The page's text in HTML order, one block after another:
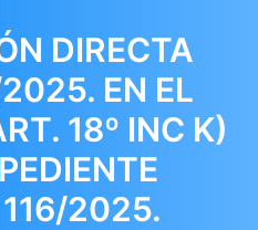
DIRECTA
EN EL
18º INC K)
116/2025.